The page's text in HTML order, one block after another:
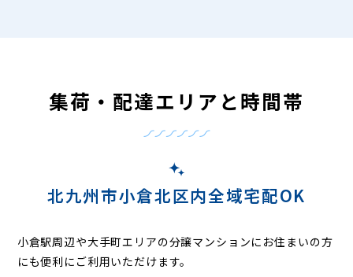
集荷・配達エリアと時間帯
北九州市小倉北区内全域宅配OK
小倉駅周辺や大手町エリアの分譲マンションにお住まいの方
にも便利にご利用いただけます。